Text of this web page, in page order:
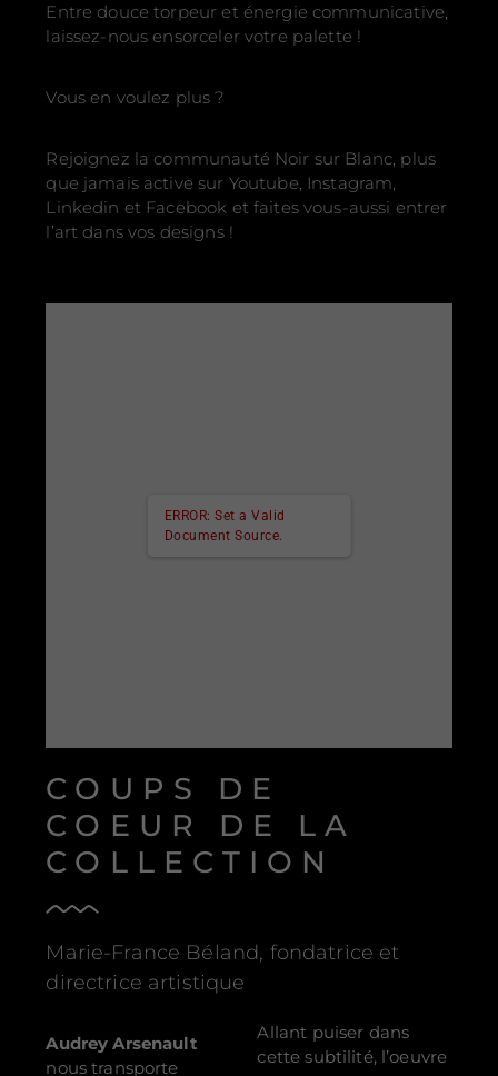
Entre douce torpeur et énergie communicative,
laissez-nous ensorceler votre palette !
Vous en voulez plus ?
Rejoignez la communauté Noir sur Blanc, plus
que jamais active sur Youtube, Instagram,
Linkedin et Facebook et faites vous-aussi entrer
l’art dans vos designs !
ERROR: Set a Valid
Document Source.
COUPS DE
COEUR DE LA
COLLECTION
Marie-France Béland, fondatrice et
directrice artistique
Audrey Arsenault
nous transporte
Allant puiser dans
cette subtilité, l’oeuvre